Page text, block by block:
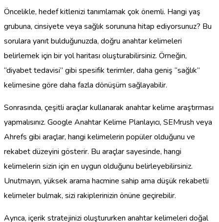
Öncelikle, hedef kitlenizi tanımlamak çok önemli. Hangi yaş
grubuna, cinsiyete veya sağlık sorununa hitap ediyorsunuz? Bu
sorulara yanıt bulduğunuzda, doğru anahtar kelimeleri
belirlemek için bir yol haritası oluşturabilirsiniz. Örneğin,
“diyabet tedavisi” gibi spesifik terimler, daha geniş “sağlık”
kelimesine göre daha fazla dönüşüm sağlayabilir.
Sonrasında, çeşitli araçlar kullanarak anahtar kelime araştırması
yapmalısınız. Google Anahtar Kelime Planlayıcı, SEMrush veya
Ahrefs gibi araçlar, hangi kelimelerin popüler olduğunu ve
rekabet düzeyini gösterir. Bu araçlar sayesinde, hangi
kelimelerin sizin için en uygun olduğunu belirleyebilirsiniz.
Unutmayın, yüksek arama hacmine sahip ama düşük rekabetli
kelimeler bulmak, sizi rakiplerinizin önüne geçirebilir.
Ayrıca, içerik stratejinizi oluştururken anahtar kelimeleri doğal